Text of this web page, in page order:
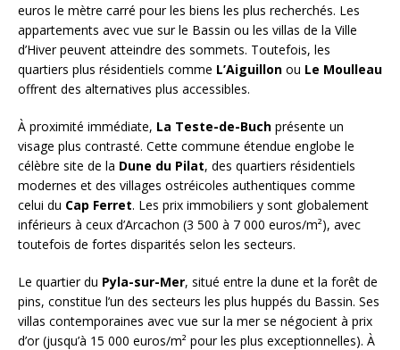
euros le mètre carré pour les biens les plus recherchés. Les
appartements avec vue sur le Bassin ou les villas de la Ville
d’Hiver peuvent atteindre des sommets. Toutefois, les
quartiers plus résidentiels comme L’Aiguillon ou Le Moulleau
offrent des alternatives plus accessibles.
À proximité immédiate, La Teste-de-Buch présente un
visage plus contrasté. Cette commune étendue englobe le
célèbre site de la Dune du Pilat, des quartiers résidentiels
modernes et des villages ostréicoles authentiques comme
celui du Cap Ferret. Les prix immobiliers y sont globalement
inférieurs à ceux d’Arcachon (3 500 à 7 000 euros/m²), avec
toutefois de fortes disparités selon les secteurs.
Le quartier du Pyla-sur-Mer, situé entre la dune et la forêt de
pins, constitue l’un des secteurs les plus huppés du Bassin. Ses
villas contemporaines avec vue sur la mer se négocient à prix
d’or (jusqu’à 15 000 euros/m² pour les plus exceptionnelles). À